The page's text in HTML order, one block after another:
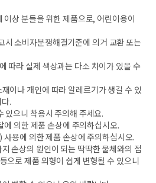
상 분들을 위한 제품으로, 어린이용이
시 소비자분쟁해결기준에 의거 교환 또는
따라 실제 색상과는 다소 차이가 있을 수
이나 개인에 따라 알레르기가 생길 수 있
.
있으니 착용시 주의해 주세요.
의한 제품 손상에 주의하십시오.
용에 의한 제품 손상에 주의하십시오.
손상의 원인이 되는 딱딱한 물체와의 접
으로 제품 외형이 쉽게 변형될 수 있으니